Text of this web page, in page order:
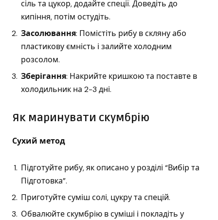
сіль та цукор, додайте спеції. Доведіть до
кипіння, потім остудіть.
Засолювання: Помістіть рибу в скляну або
пластикову ємність і залийте холодним
розсолом.
Зберігання: Накрийте кришкою та поставте в
холодильник на 2-3 дні.
Як маринувати скумбрію
Сухий метод
Підготуйте рибу, як описано у розділі “Вибір та
Підготовка”.
Приготуйте суміш солі, цукру та спецій.
Обвалюйте скумбрію в суміші і покладіть у